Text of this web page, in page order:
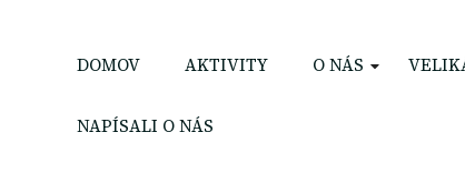
DOMOV AKTIVITY O NÁS
NAPÍSALI O NÁS